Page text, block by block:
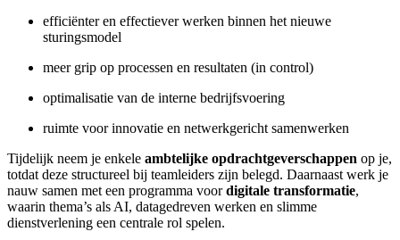
efficiënter en effectiever werken binnen het nieuwe
sturingsmodel
meer grip op processen en resultaten (in control)
optimalisatie van de interne bedrijfsvoering
ruimte voor innovatie en netwerkgericht samenwerken
Tijdelijk neem je enkele ambtelijke opdrachtgeverschappen op je,
totdat deze structureel bij teamleiders zijn belegd. Daarnaast werk je
nauw samen met een programma voordigitale transformatie,
waarin thema’s als AI, datagedreven werken en slimme
dienstverlening een centrale rol spelen.